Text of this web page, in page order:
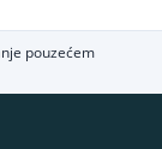
pouzećem